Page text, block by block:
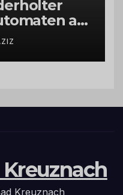
am
in
Kreuznach